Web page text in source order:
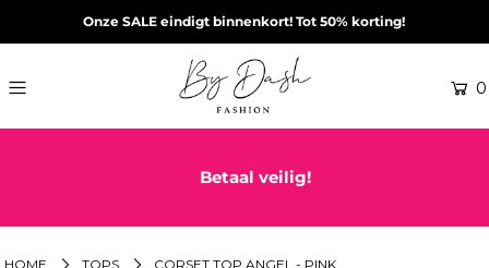
Onze SALE eindigt binnenkort! Tot 50% korting!
0
Betaal veilig!
HOME TOPS CORSET TOP ANGEL - PINK